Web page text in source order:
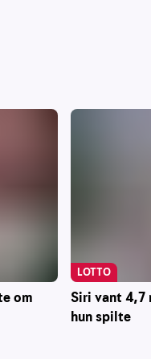
om
Siri vant 4,7
hun spilte
LOTTO